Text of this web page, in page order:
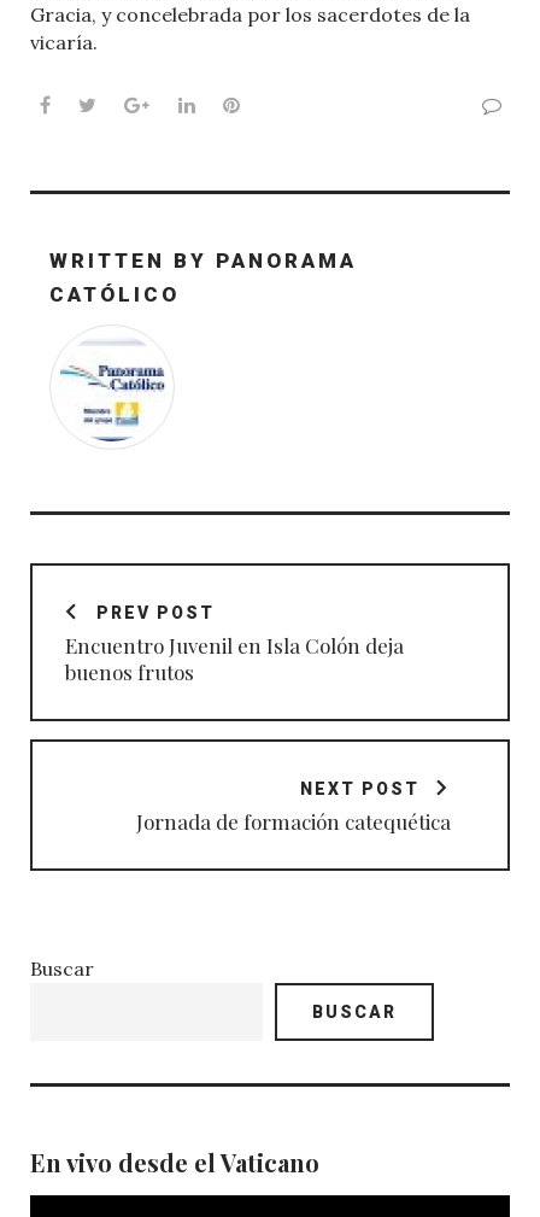
Gracia, y concelebrada por los sacerdotes de la
vicaría.
Facebook
TwitterGoogle+LinkedInPinterest
WRITTEN BY PANORAMA
CATÓLICO
Navegación
entradasPREV POST
Encuentro Juvenil en Isla Colón deja
buenos frutos
NEXT POST
Jornada de formación catequética
Buscar
BUSCAR
En vivo desde el Vaticano